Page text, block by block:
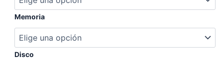
Memoria
Disco